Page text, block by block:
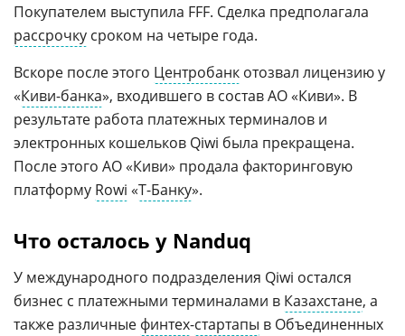
Покупателем выступила FFF. Сделка предполагала
рассрочку сроком на четыре года.
Вскоре после этого Центробанк отозвал лицензию у
«Киви-банка», входившего в состав АО «Киви». В
результате работа платежных терминалов и
электронных кошельков Qiwi была прекращена.
После этого АО «Киви» продала факторинговую
платформу Rowi «Т-Банку».
Что осталось у Nanduq
У международного подразделения Qiwi остался
бизнес с платежными терминалами в Казахстане, а
также различные финтех-стартапы в Объединенных